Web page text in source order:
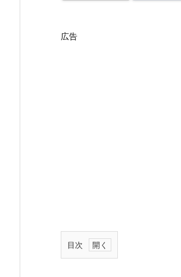
広告
目次
1.